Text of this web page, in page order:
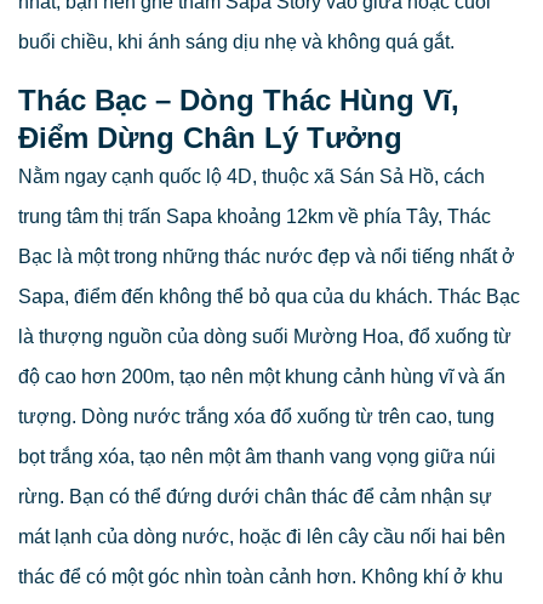
buổi chiều, khi ánh sáng dịu nhẹ và không quá gắt.
Thác Bạc – Dòng Thác Hùng Vĩ,
Điểm Dừng Chân Lý Tưởng
Nằm ngay cạnh quốc lộ 4D, thuộc xã Sán Sả Hồ, cách
trung tâm thị trấn Sapa khoảng 12km về phía Tây, Thác
Bạc là một trong những thác nước đẹp và nổi tiếng nhất ở
Sapa, điểm đến không thể bỏ qua của du khách. Thác Bạc
là thượng nguồn của dòng suối Mường Hoa, đổ xuống từ
độ cao hơn 200m, tạo nên một khung cảnh hùng vĩ và ấn
tượng. Dòng nước trắng xóa đổ xuống từ trên cao, tung
bọt trắng xóa, tạo nên một âm thanh vang vọng giữa núi
rừng. Bạn có thể đứng dưới chân thác để cảm nhận sự
mát lạnh của dòng nước, hoặc đi lên cây cầu nối hai bên
thác để có một góc nhìn toàn cảnh hơn. Không khí ở khu